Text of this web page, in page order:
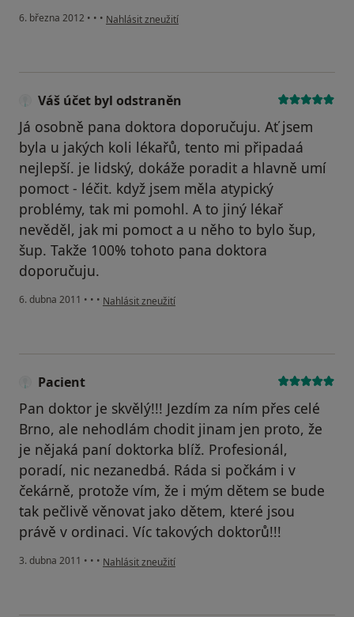
6. března 2012 • • • podle názoru uživatele Váš účet byl odstraněn
Nahlásit zneužití
Váš účet byl odstraněn
Já osobně pana doktora doporučuju. Ať jsem
byla u jakých koli lékařů, tento mi připadaá
nejlepší. je lidský, dokáže poradit a hlavně umí
pomoct - léčit. když jsem měla atypický
problémy, tak mi pomohl. A to jiný lékař
nevěděl, jak mi pomoct a u něho to bylo šup,
šup. Takže 100% tohoto pana doktora
doporučuju.
6. dubna 2011 • • • podle názoru uživatele Váš účet byl odstraněn
Nahlásit zneužití
Pacient
Pan doktor je skvělý!!! Jezdím za ním přes celé
Brno, ale nehodlám chodit jinam jen proto, že
je nějaká paní doktorka blíž. Profesionál,
poradí, nic nezanedbá. Ráda si počkám i v
čekárně, protože vím, že i mým dětem se bude
tak pečlivě věnovat jako dětem, které jsou
právě v ordinaci. Víc takových doktorů!!!
3. dubna 2011 • • • podle názoru uživatele Pacient
Nahlásit zneužití